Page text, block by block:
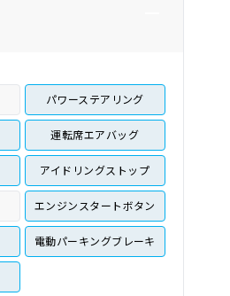
パワーステアリング
運転席エアバッグ
アイドリングストップ
エンジンスタートボタン
電動パーキングブレーキ